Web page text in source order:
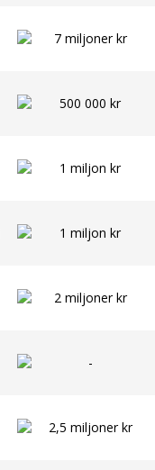
7 miljoner kr
500 000 kr
1 miljon kr
1 miljon kr
2 miljoner kr
-
2,5 miljoner kr